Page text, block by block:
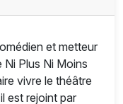
et metteur
Ni Plus Ni Moins
vivre le théâtre
est rejoint par